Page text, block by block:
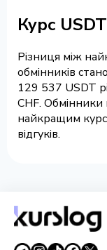
Курс
Різниця між
обмінників
129 537 USDT
CHF. Обмінники
найкращим
відгуків.